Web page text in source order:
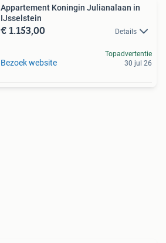
Appartement Koningin Julianalaan in
IJsselstein
€ 1.153,00 Details
Bezoek website
Topadvertentie
30 jul 26